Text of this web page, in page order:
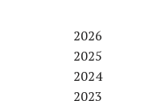
2026
2025
2024
2023